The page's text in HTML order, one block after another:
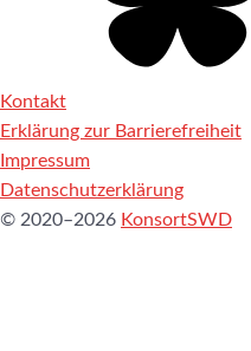
Kontakt
Erklärung zur Barrierefreiheit
Impressum
Datenschutzerklärung
© 2020–2026 KonsortSWD